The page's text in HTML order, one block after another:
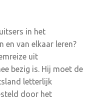
in het
en van elkaar leren?
uit
bezig is. Hij moet de
letterlijk
door het